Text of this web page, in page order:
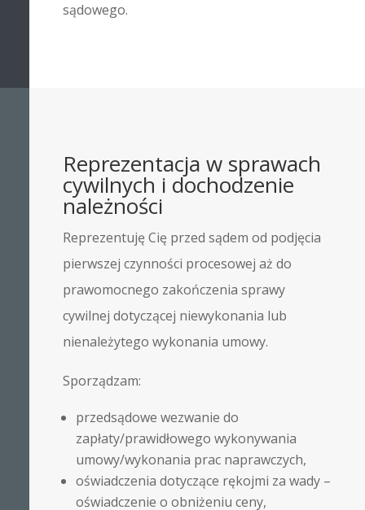
sądowego.
Reprezentacja w sprawach
cywilnych i dochodzenie
należności
Reprezentuję Cię przed sądem od podjęcia
pierwszej czynności procesowej aż do
prawomocnego zakończenia sprawy
cywilnej dotyczącej niewykonania lub
nienależytego wykonania umowy.
Sporządzam:
przedsądowe wezwanie do
zapłaty/prawidłowego wykonywania
umowy/wykonania prac naprawczych,
oświadczenia dotyczące rękojmi za wady –
oświadczenie o obniżeniu ceny,